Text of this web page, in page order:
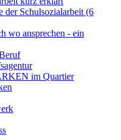
der Schulsozialarbeit (6
wo ansprechen - ein
im Quartier